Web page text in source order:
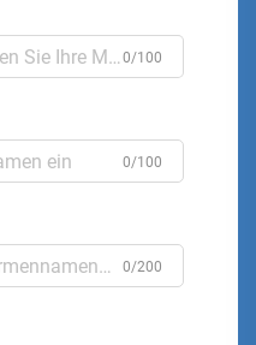
0/100
0/100
0/200